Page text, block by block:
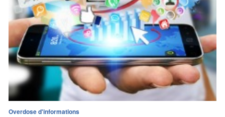
Overdose d'informations